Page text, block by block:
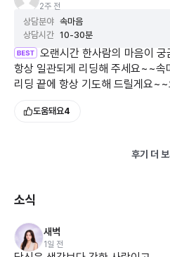
2주 전
상담분야 속마음
상담시간 10-30분
오랜시간 한사람의 마음이
항상 일관되게 리딩해 주세요~~속
리딩 끝에 항상 기도해 드릴게요
도움돼요4
후기 더 보
소식
새벽
1일 전